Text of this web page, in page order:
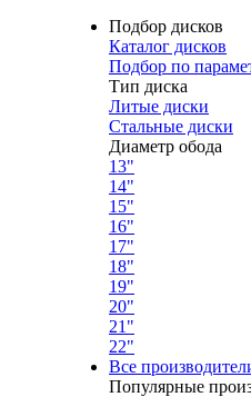
Подбор дисков
Каталог дисков
Подбор по
Тип диска
Литые диски
Стальные диски
Диаметр обода
13"
14"
15"
16"
17"
18"
19"
20"
21"
22"
Все
Популярные